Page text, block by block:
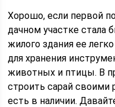
Хорошо, если первой
дачном участке стала
жилого здания ее
для хранения
животных и птицы. В
строить сарай своими
есть в наличии.